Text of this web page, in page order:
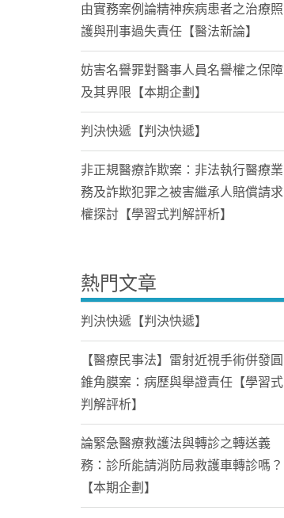
由實務案例論精神疾病患者之治療照
護與刑事過失責任【醫法新論】
妨害名譽罪對醫事人員名譽權之保障
及其界限【本期企劃】
判決快遞【判決快遞】
非正規醫療詐欺案：非法執行醫療業
務及詐欺犯罪之被害繼承人賠償請求
權探討【學習式判解評析】
熱門文章
判決快遞【判決快遞】
【醫療民事法】雷射近視手術併發圓
錐角膜案：病歷與舉證責任【學習式
判解評析】
論緊急醫療救護法與轉診之轉送義
務：診所能請消防局救護車轉診嗎？
【本期企劃】